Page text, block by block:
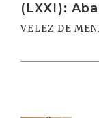
(LXXI):
VELEZ DE